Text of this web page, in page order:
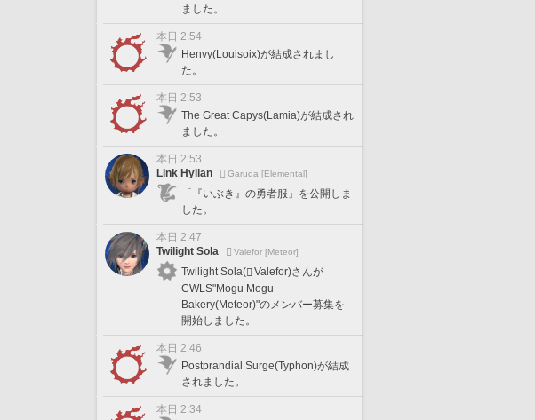
ました。
本日 2:54
Henvy(Louisoix)が結成されまし
た。
本日 2:53
The Great Capys(Lamia)が結成され
ました。
本日 2:53
Link Hylian
Garuda [Elemental]
「『いぶき』の勇者服」を公開しま
した。
本日 2:47
Twilight Sola
Valefor [Meteor]
Twilight Sola(
Valefor)さんが
CWLS"Mogu Mogu
Bakery(Meteor)"のメンバー募集を
開始しました。
本日 2:46
Postprandial Surge(Typhon)が結成
されました。
本日 2:34